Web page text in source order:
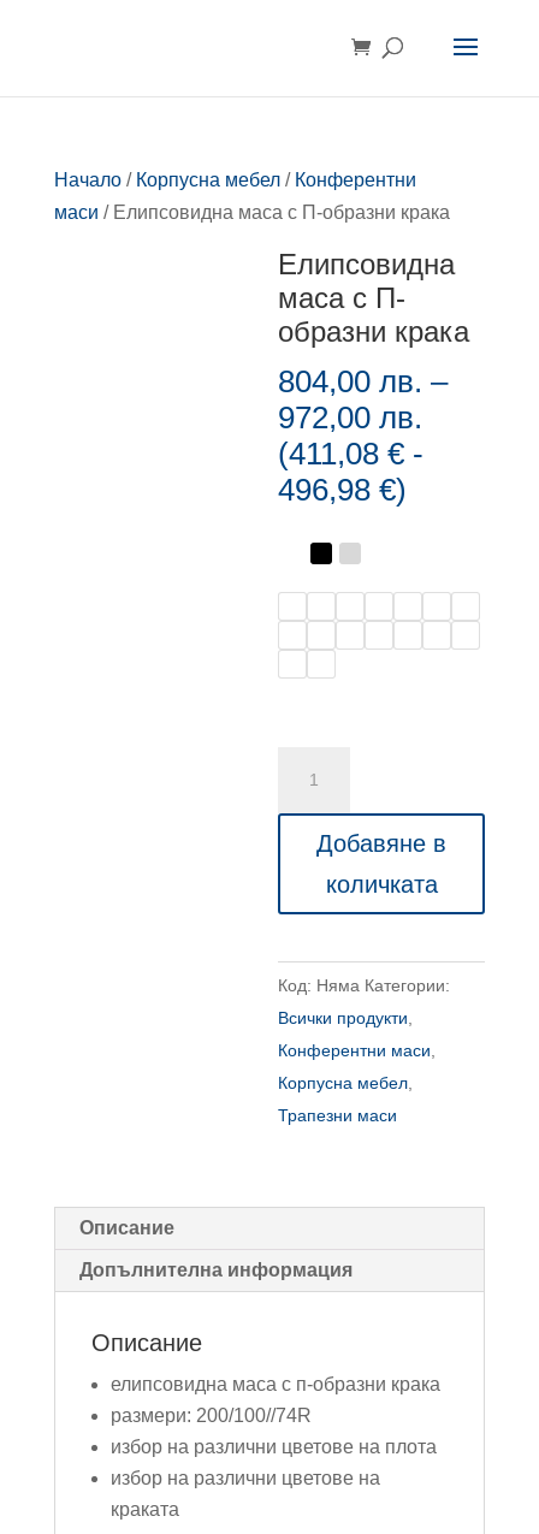
Начало/ Корпусна мебел/ Конферентни
маси / Елипсовидна маса с П-образни крака
Елипсовидна
маса с П-
образни крака
804,00лв. –
972,00лв.
range:
(411,08€ -
496,98€)
маса
образни
крака
Добавяне в
количката
Код: Няма Категории:
Всички продукти
Конферентни маси
Корпусна мебел
Трапезни маси
Описание
Допълнителна информация
Описание
елипсовидна маса с п-образни крака
размери: 200/100//74R
избор на различни цветове на плота
избор на различни цветове на
краката